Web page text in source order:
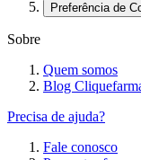
Preferência de
Sobre
Quem somos
Blog
Precisa de ajuda?
Fale conosco